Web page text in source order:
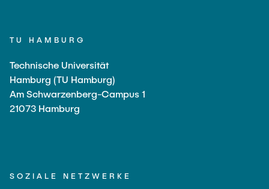
TU HAMBURG
Technische Universität
Hamburg (TU Hamburg)
Am Schwarzenberg-Campus 1
21073 Hamburg
SOZIALE NETZWERKE